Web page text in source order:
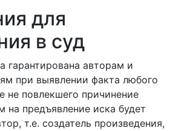
для
в суд
гарантирована авторам и
при выявлении факта любого
не повлекшего причинение
на предъявление иска будет
т.е. создатель произведения,